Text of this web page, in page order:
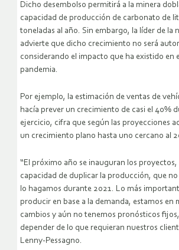
Dicho desembolso permitirá a la minera
capacidad de producción de carbonato de
toneladas al año. Sin embargo, la líder de la
advierte que dicho crecimiento no será
considerando el impacto que ha existido en
pandemia.
Por ejemplo, la estimación de ventas de
hacía prever un crecimiento de casi el 40%
ejercicio, cifra que según las proyecciones
un crecimiento plano hasta uno cercano al
“El próximo año se inauguran los proyectos,
capacidad de duplicar la producción, que
lo hagamos durante 2021. Lo más
producir en base a la demanda, estamos en
cambios y aún no tenemos pronósticos
depender de lo que requieran nuestros
Lenny-Pessagno.